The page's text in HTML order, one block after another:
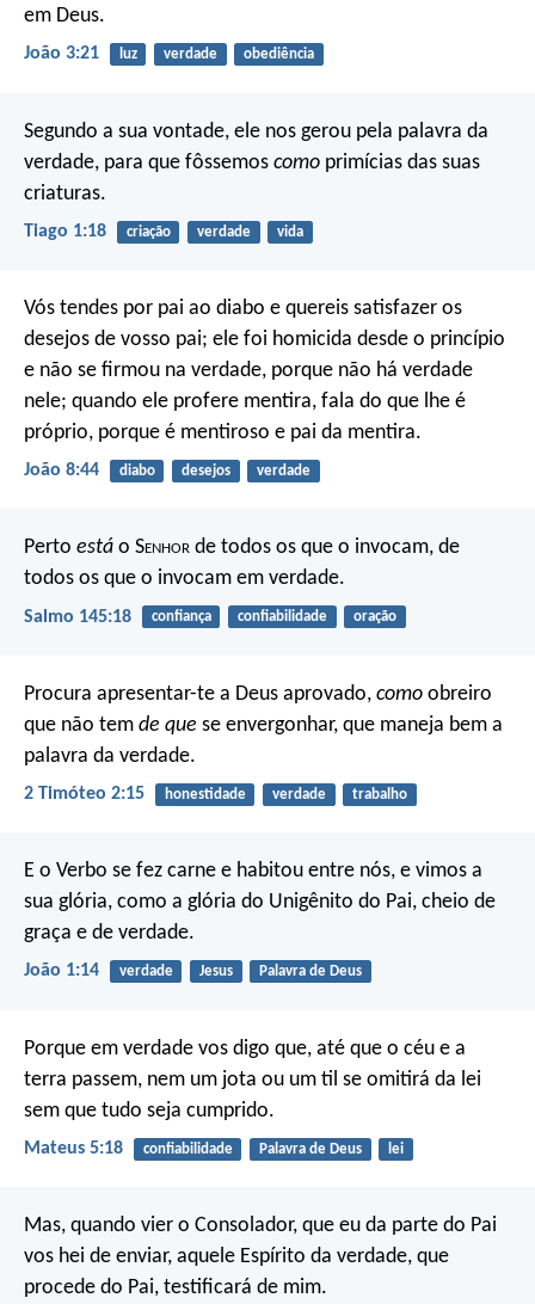
em Deus.
João 3:21 luz verdade obediência
Segundo a sua vontade, ele nos gerou pela palavra da
verdade, para que fôssemos como primícias das suas
criaturas.
Tiago 1:18 criação verdade vida
Vós tendes por pai ao diabo e quereis satisfazer os
desejos de vosso pai; ele foi homicida desde o princípio
e não se firmou na verdade, porque não há verdade
nele; quando ele profere mentira, fala do que lhe é
próprio, porque é mentiroso e pai da mentira.
João 8:44 diabo desejos verdade
Perto está o Senhor de todos os que o invocam, de
todos os que o invocam em verdade.
Salmo 145:18 confiança confiabilidade oração
Procura apresentar-te a Deus aprovado, como obreiro
que não tem de que se envergonhar, que maneja bem a
palavra da verdade.
2 Timóteo 2:15 honestidade verdade trabalho
E o Verbo se fez carne e habitou entre nós, e vimos a
sua glória, como a glória do Unigênito do Pai, cheio de
graça e de verdade.
João 1:14 verdade Jesus Palavra de Deus
Porque em verdade vos digo que, até que o céu e a
terra passem, nem um jota ou um til se omitirá da lei
sem que tudo seja cumprido.
Mateus 5:18 confiabilidade Palavra de Deus lei
Mas, quando vier o Consolador, que eu da parte do Pai
vos hei de enviar, aquele Espírito da verdade, que
procede do Pai, testificará de mim.